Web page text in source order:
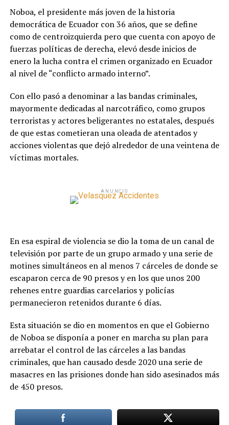
Noboa, el presidente más joven de la historia
democrática de Ecuador con 36 años, que se define
como de centroizquierda pero que cuenta con apoyo de
fuerzas políticas de derecha, elevó desde inicios de
enero la lucha contra el crimen organizado en Ecuador
al nivel de “conflicto armado interno”.
Con ello pasó a denominar a las bandas criminales,
mayormente dedicadas al narcotráfico, como grupos
terroristas y actores beligerantes no estatales, después
de que estas cometieran una oleada de atentados y
acciones violentas que dejó alrededor de una veintena de
víctimas mortales.
ANUNCIO
En esa espiral de violencia se dio la toma de un canal de
televisión por parte de un grupo armado y una serie de
motines simultáneos en al menos 7 cárceles de donde se
escaparon cerca de 90 presos y en los que unos 200
rehenes entre guardias carcelarios y policías
permanecieron retenidos durante 6 días.
Esta situación se dio en momentos en que el Gobierno
de Noboa se disponía a poner en marcha su plan para
arrebatar el control de las cárceles a las bandas
criminales, que han causado desde 2020 una serie de
masacres en las prisiones donde han sido asesinados más
de 450 presos.